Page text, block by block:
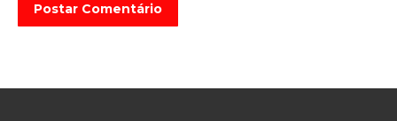
Postar Comentário